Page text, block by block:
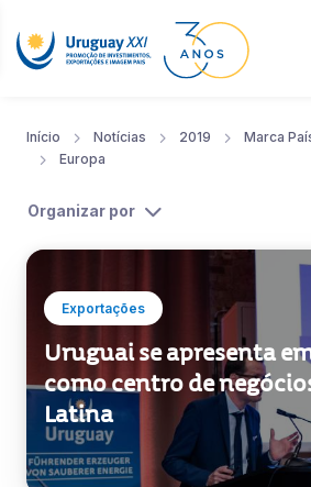
Início Notícias 2019 Marca
Europa
Organizar por
Exportações
Uruguai se apresenta
como centro de
Latina